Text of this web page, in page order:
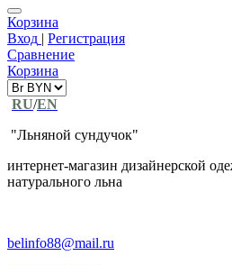
Корзина
Вход | Регистрация
Сравнение
Корзина
RU/EN
"Льняной сундучок"
интернет-магазин дизайнерской
натурального льна
belinfo88@mail.ru